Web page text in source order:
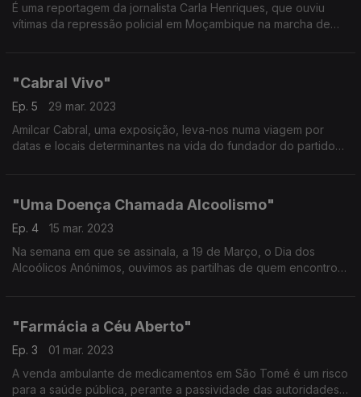
É uma reportagem da jornalista Carla Henriques, que ouviu
vítimas da repressão policial em Moçambique na marcha de
"Cabral Vivo"
Ep. 5
29 mar. 2023
Amilcar Cabral, uma exposição, leva-nos numa viagem por
datas e locais determinantes na vida do fundador do partido
"Uma Doença Chamada Alcoolismo"
Ep. 4
15 mar. 2023
Na semana em que se assinala, a 19 de Março, o Dia dos
Alcoólicos Anónimos, ouvimos as partilhas de quem encontrou
"Farmácia a Céu Aberto"
Ep. 3
01 mar. 2023
A venda ambulante de medicamentos em São Tomé é um risco
para a saúde pública, perante a passividade das autoridades.